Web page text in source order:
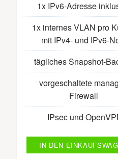
1x IPv6-Adresse
1x internes VLAN pro
mit IPv4- und IPv6-
tägliches Snapshot-
vorgeschaltete
Firewall
IPsec und
IN DEN